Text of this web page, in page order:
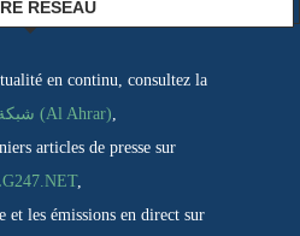
RÉSEAU
en continu, consultez la
شبكة الاحرار (Al Ahrar),
articles de presse sur
,
et les émissions en direct sur